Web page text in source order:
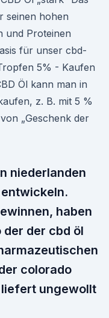
seinen hohen
und Proteinen
für unser cbd-
5% - Kaufen
Öl kann man in
z. B. mit 5 %
„Geschenk der
niederlanden
haben
der cbd öl
colorado
ungewollt